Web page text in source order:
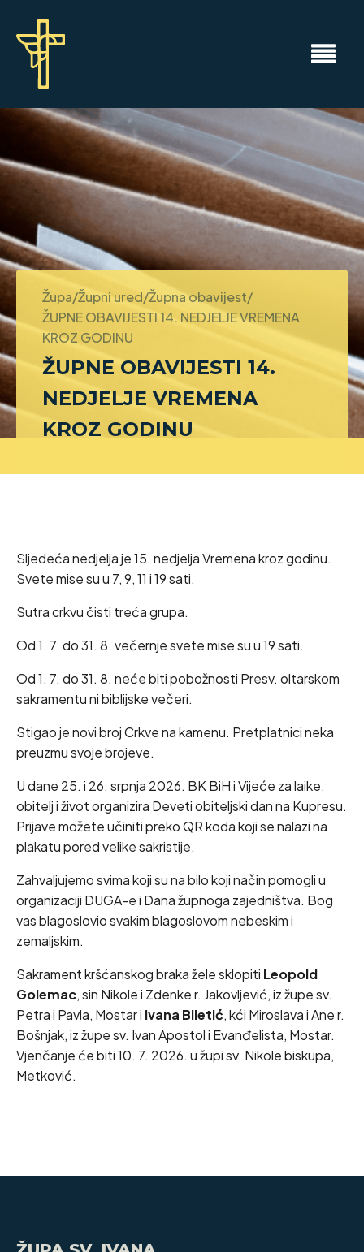
Župa/Župni ured/Župna obavijest/
ŽUPNE OBAVIJESTI 14. NEDJELJE VREMENA
KROZ GODINU
ŽUPNE OBAVIJESTI 14.
NEDJELJE VREMENA
KROZ GODINU
Sljedeća nedjelja je 15. nedjelja Vremena kroz godinu.
Svete mise su u 7, 9, 11 i 19 sati.
Sutra crkvu čisti treća grupa.
Od 1. 7. do 31. 8. večernje svete mise su u 19 sati.
Od 1. 7. do 31. 8. neće biti pobožnosti Presv. oltarskom
sakramentu ni biblijske večeri.
Stigao je novi broj Crkve na kamenu. Pretplatnici neka
preuzmu svoje brojeve.
U dane 25. i 26. srpnja 2026. BK BiH i Vijeće za laike,
obitelj i život organizira Deveti obiteljski dan na Kupresu.
Prijave možete učiniti preko QR koda koji se nalazi na
plakatu pored velike sakristije.
Zahvaljujemo svima koji su na bilo koji način pomogli u
organizaciji DUGA-e i Dana župnoga zajedništva. Bog
vas blagoslovio svakim blagoslovom nebeskim i
zemaljskim.
Sakrament kršćanskog braka žele sklopiti Leopold
Golemac, sin Nikole i Zdenke r. Jakovljević, iz župe sv.
Petra i Pavla, Mostar i Ivana Biletić, kći Miroslava i Ane r.
Bošnjak, iz župe sv. Ivan Apostol i Evanđelista, Mostar.
Vjenčanje će biti 10. 7. 2026. u župi sv. Nikole biskupa,
Metković.